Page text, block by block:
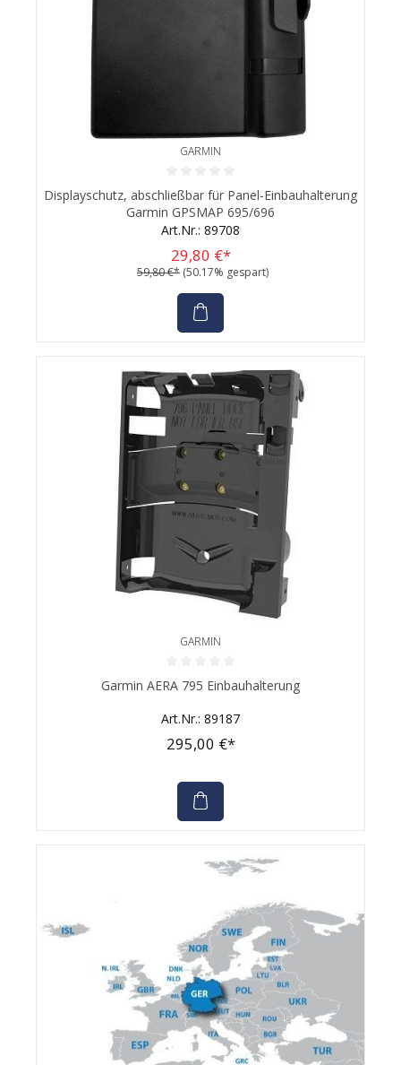
GARMIN
Durchschnittliche Bewertung von 0 von 5 Sternen
Displayschutz, abschließbar für Panel-Einbauhalterung
Garmin GPSMAP 695/696
Art.Nr.: 89708
29,80 €*
59,80 €* (50.17% gespart)
GARMIN
Durchschnittliche Bewertung von 0 von 5 Sternen
Garmin AERA 795 Einbauhalterung
Art.Nr.: 89187
295,00 €*